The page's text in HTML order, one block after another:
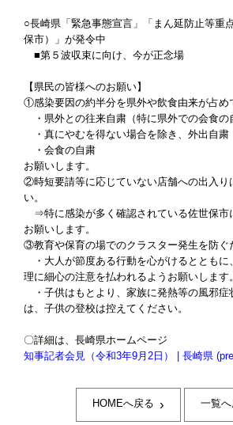
○長崎県「緊急事態宣言」「まん延防止等重
保市）」が発令中
■第５波収束に向け、今が正念場
【県民の皆様へのお願い】
①感染要因の約半分を県外や飲食由来が占め
・県外との往来自粛（特に県外での会食の
・真にやむを得ない場合を除き、外出自粛
・会食の自粛
お願いします。
②時短要請等に応じていない店舗への出入り
い。
⇒特に感染が多く確認されている佐世保市
お願いします。
③教育や保育の場でのクラスター発生を防ぐ
・大人が節度ある行動を心がけるとともに
理に細心の注意を払われるようお願いします。
・子供はもとより、家族に発熱等の風邪症
は、子供の登校は控えてください。
〇詳細は、長崎県ホームページ
知事記者会見（令和3年9月2日） | 長崎県
HOMEへ戻る › 一覧